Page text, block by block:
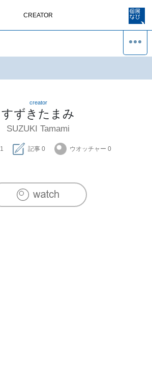
CREATOR
creator
すずきたまみ
SUZUKI Tamami
1 記事 0 ウオッチャー 0